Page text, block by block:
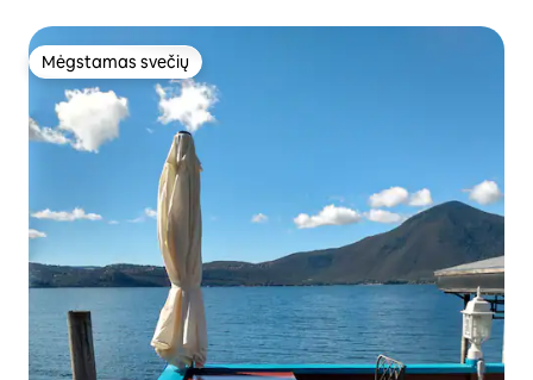
Mėgstamas svečių
Mėgstamas svečių